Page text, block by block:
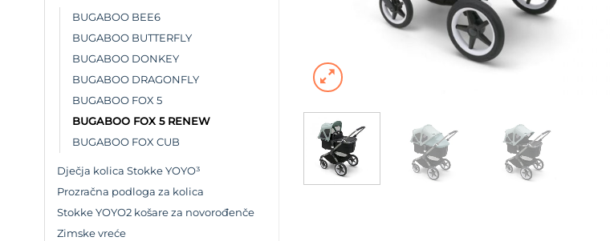
BUGABOO BEE6
BUGABOO BUTTERFLY
BUGABOO DONKEY
BUGABOO DRAGONFLY
BUGABOO FOX 5
BUGABOO FOX 5 RENEW
BUGABOO FOX CUB
Dječja kolica Stokke YOYO³
Prozračna podloga za kolica
Stokke YOYO2 košare za novorođenče
Zimske vreće